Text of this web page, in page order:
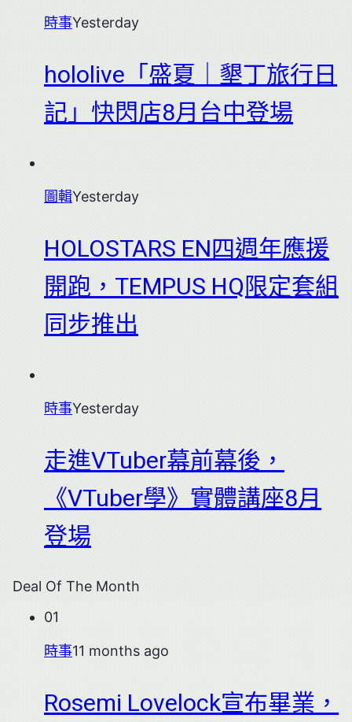
時事Yesterday
hololive「盛夏｜墾丁旅行日
記」快閃店8月台中登場
圖輯Yesterday
HOLOSTARS EN四週年應援
開跑，TEMPUS HQ限定套組
同步推出
時事Yesterday
走進VTuber幕前幕後，
《VTuber學》實體講座8月
登場
Deal Of The Month
01
時事11 months ago
Rosemi Lovelock宣布畢業，